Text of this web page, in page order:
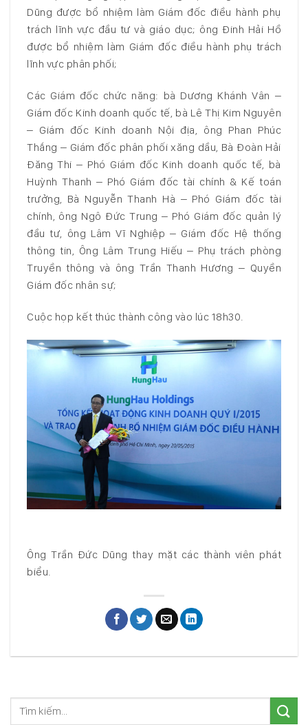
Dũng được bổ nhiệm làm Giám đốc điều hành phụ
trách lĩnh vực đầu tư và giáo dục; ông Đinh Hải Hồ
được bổ nhiệm làm Giám đốc điều hành phụ trách
lĩnh vực phân phối;
Các Giám đốc chức năng: bà Dương Khánh Vân –
Giám đốc Kinh doanh quốc tế, bà Lê Thị Kim Nguyên
– Giám đốc Kinh doanh Nội địa, ông Phan Phúc
Thắng – Giám đốc phân phối xăng dầu, Bà Đoàn Hải
Đăng Thi – Phó Giám đốc Kinh doanh quốc tế, bà
Huỳnh Thanh – Phó Giám đốc tài chính & Kế toán
trưởng, Bà Nguyễn Thanh Hà – Phó Giám đốc tài
chính, ông Ngô Đức Trung – Phó Giám đốc quản lý
đầu tư, ông Lâm Vĩ Nghiệp – Giám đốc Hệ thống
thông tin, Ông Lâm Trung Hiếu – Phụ trách phòng
Truyền thông và ông Trần Thanh Hương – Quyền
Giám đốc nhân sự;
Cuộc họp kết thúc thành công vào lúc 18h30.
Ông Trần Đức Dũng thay mặt các thành viên phát
biểu.